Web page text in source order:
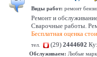
Виды работ: ремонт
Ремонт и
Сварочные работы.
Бесплатная оценка
тел. (29) 2444602
Обслуживаем: Любые